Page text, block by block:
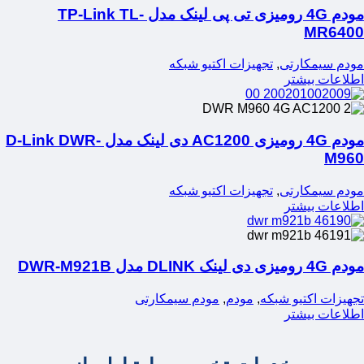
مودم 4G رومیزی تی پی لینک مدل TP-Link TL-
MR6400
مودم سیمکارتی, تجهیزات اکتیو شبکه
اطلاعات بیشتر
مودم 4G رومیزی AC1200 دی لینک مدل D-Link DWR-
M960
مودم سیمکارتی, تجهیزات اکتیو شبکه
اطلاعات بیشتر
مودم 4G رومیزی دی لینک DLINK مدل DWR-M921B
تجهیزات اکتیو شبکه, مودم, مودم سیمکارتی
اطلاعات بیشتر